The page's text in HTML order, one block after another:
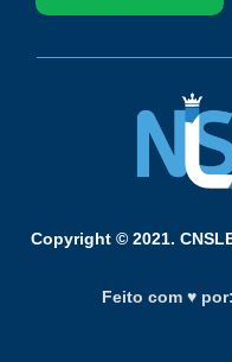
Copyright © 2021.
Feito com ♥ por: